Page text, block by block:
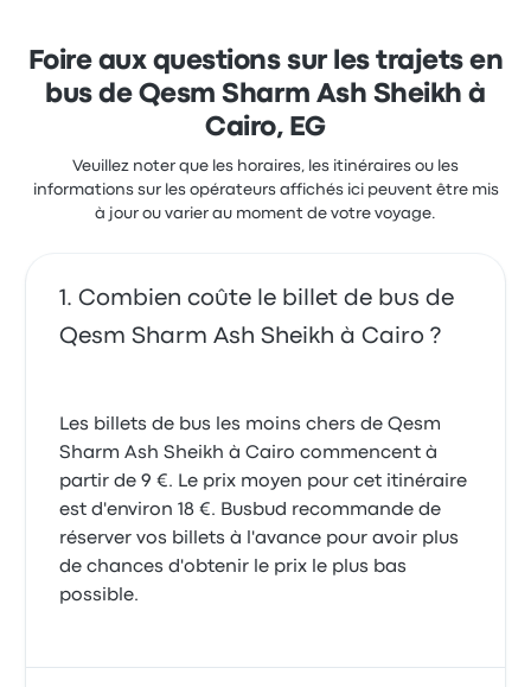
destination.
Foire aux questions sur les trajets en
bus de Qesm Sharm Ash Sheikh à
Cairo, EG
Veuillez noter que les horaires, les itinéraires ou les
informations sur les opérateurs affichés ici peuvent être mis
à jour ou varier au moment de votre voyage.
Combien coûte le billet de bus de
Qesm Sharm Ash Sheikh à Cairo ?
Les billets de bus les moins chers de Qesm
Sharm Ash Sheikh à Cairo commencent à
partir de 9 €. Le prix moyen pour cet itinéraire
est d'environ 18 €. Busbud recommande de
réserver vos billets à l'avance pour avoir plus
de chances d'obtenir le prix le plus bas
possible.